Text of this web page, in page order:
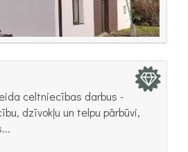
celtniecības darbus -
dzīvokļu un telpu pārbūvi,